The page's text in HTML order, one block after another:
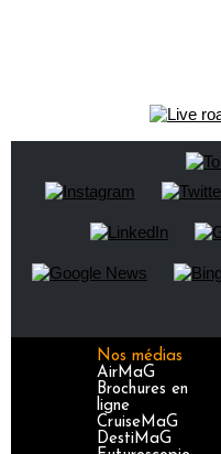
Nos médias
AirMaG
Brochures en
ligne
CruiseMaG
DestiMaG